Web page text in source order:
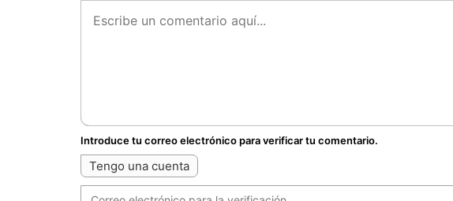
Introduce tu correo electrónico para verificar tu comentario.
Tengo una cuenta